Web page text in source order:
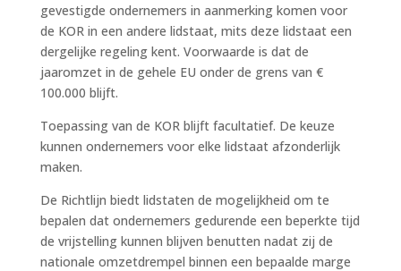
gevestigde ondernemers in aanmerking komen voor
de KOR in een andere lidstaat, mits deze lidstaat een
dergelijke regeling kent. Voorwaarde is dat de
jaaromzet in de gehele EU onder de grens van €
100.000 blijft.
Toepassing van de KOR blijft facultatief. De keuze
kunnen ondernemers voor elke lidstaat afzonderlijk
maken.
De Richtlijn biedt lidstaten de mogelijkheid om te
bepalen dat ondernemers gedurende een beperkte tijd
de vrijstelling kunnen blijven benutten nadat zij de
nationale omzetdrempel binnen een bepaalde marge